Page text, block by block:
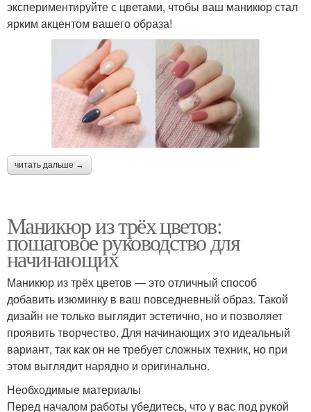
экспериментируйте с цветами, чтобы ваш маникюр стал
ярким акцентом вашего образа!
читать дальше →
Маникюр из трёх цветов:
пошаговое руководство для
начинающих
Маникюр из трёх цветов — это отличный способ
добавить изюминку в ваш повседневный образ. Такой
дизайн не только выглядит эстетично, но и позволяет
проявить творчество. Для начинающих это идеальный
вариант, так как он не требует сложных техник, но при
этом выглядит нарядно и оригинально.
Необходимые материалы
Перед началом работы убедитесь, что у вас под рукой